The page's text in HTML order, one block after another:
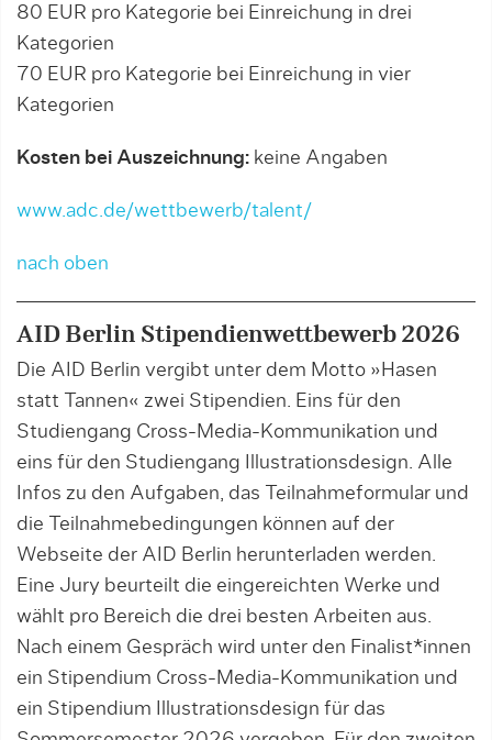
80 EUR pro Kategorie bei Einreichung in drei
Kategorien
70 EUR pro Kategorie bei Einreichung in vier
Kategorien
Kosten bei Auszeichnung: keine Angaben
www.adc.de/wettbewerb/talent/
nach oben
AID Berlin Stipendienwettbewerb 2026
Die AID Berlin vergibt unter dem Motto »Hasen
statt Tannen« zwei Stipendien. Eins für den
Studiengang Cross-Media-Kommunikation und
eins für den Studiengang Illustrationsdesign. Alle
Infos zu den Aufgaben, das Teilnahmeformular und
die Teilnahmebedingungen können auf der
Webseite der AID Berlin herunterladen werden.
Eine Jury beurteilt die eingereichten Werke und
wählt pro Bereich die drei besten Arbeiten aus.
Nach einem Gespräch wird unter den Finalist*innen
ein Stipendium Cross-Media-Kommunikation und
ein Stipendium Illustrationsdesign für das